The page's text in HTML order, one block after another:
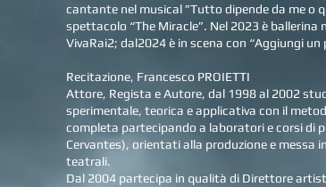
cantante nel musical ”Tutto dipende da me o
spettacolo “The Miracle”. Nel 2023 è
VivaRai2; dal2024 è in scena con “Aggiungi
Recitazione, Francesco PROIETTI
Attore, Regista e Autore, dal 1998 al 2002
sperimentale, teorica e applicativa con il
completa partecipando a laboratori e corsi di
Cervantes), orientati alla produzione e messa
teatrali.
Dal 2004 partecipa in qualità di Direttore